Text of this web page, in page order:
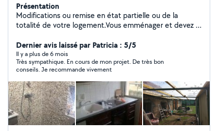
Présentation
Modifications ou remise en état partielle ou de la
totalité de votre logement.Vous emménager et devez :
calicots, enduits, tapisserie, peinture et plein autre
chose Demandé je réponds à toutes vos demandes
Dernier avis laissé par Patricia : 5/5
Il y a plus de 6 mois
Très sympathique. En cours de mon projet. De très bon
conseils. Je recommande vivement